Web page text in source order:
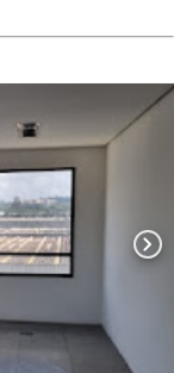
chevron_right